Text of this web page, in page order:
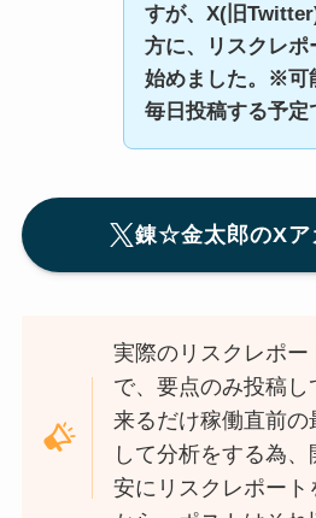
すが、X(旧
方に、リスクレポ
始めました。※可
毎日投稿する予定
錬☆金太郎のXア
実際のリスクレポ
で、要点のみ投稿し
来るだけ稼働直前
して分析をする為、
安にリスクレポート